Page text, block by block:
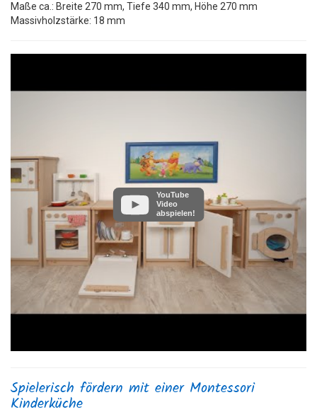
Maße ca.: Breite 270 mm, Tiefe 340 mm, Höhe 270 mm
Massivholzstärke: 18 mm
YouTube
Video
abspielen!
Spielerisch fördern mit einer Montessori
Kinderküche